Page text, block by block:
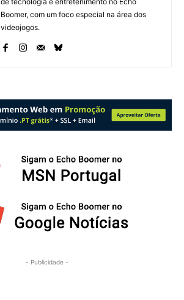
Boomer, com um foco especial na área dos
videojogos.
- Publicidade -